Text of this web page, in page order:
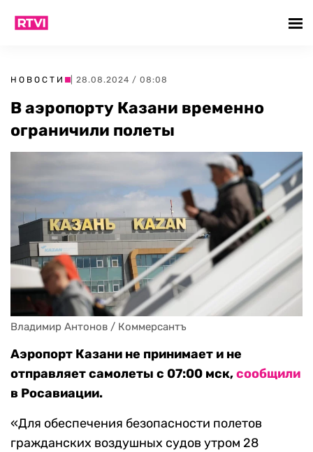
НОВОСТИ | 28.08.2024 / 08:08
В аэропорту Казани временно
ограничили полеты
Владимир Антонов / Коммерсантъ
Аэропорт Казани не принимает и не
отправляет самолеты с 07:00 мск,сообщили
в Росавиации.
«Для обеспечения безопасности полетов
гражданских воздушных судов утром 28